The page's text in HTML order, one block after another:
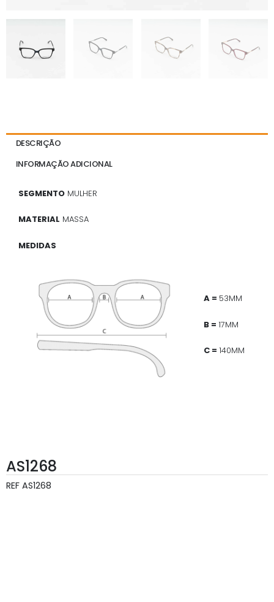
DESCRIÇÃO
INFORMAÇÃO ADICIONAL
SEGMENTO MULHER
MATERIAL MASSA
MEDIDAS
A = 53MM
B = 17MM
C = 140MM
AS1268
REF AS1268